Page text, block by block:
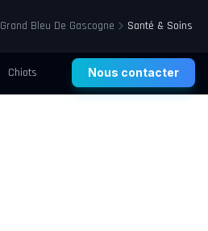
Grand Bleu De Gascogne Santé & Soins
Chiots Santé Éducation
Nous contacter